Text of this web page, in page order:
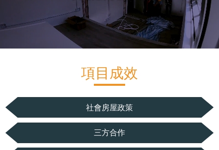
項目成效
社會房屋政策
三方合作